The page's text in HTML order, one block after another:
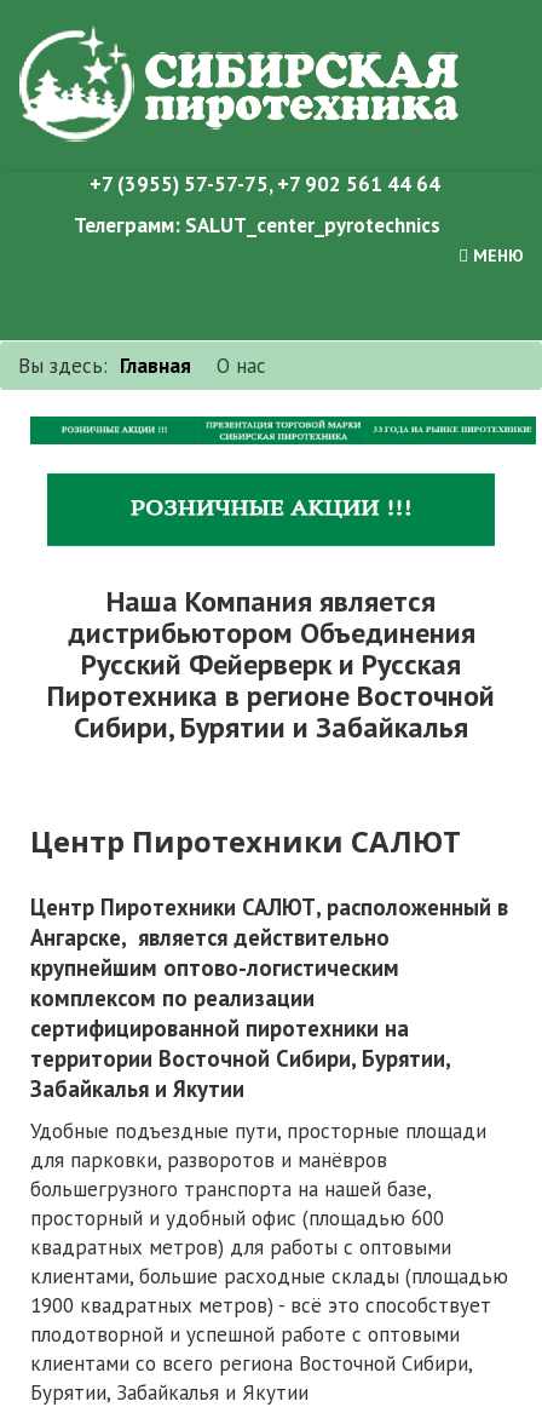
МЕНЮ
+7 (3955) 57-57-75,+7 902 561 44 64
Телеграмм: SALUT_center_pyrotechnics
Вы здесь: Главная О нас
Наша Компания является
дистрибьютором Объединения
Русский Фейерверк и Русская
Пиротехника в регионе Восточной
Сибири, Бурятии и Забайкалья
Центр Пиротехники САЛЮТ
Центр Пиротехники САЛЮТ, расположенный в
Ангарске, является действительно
крупнейшим оптово-логистическим
комплексом по реализации
сертифицированной пиротехники на
территории Восточной Сибири, Бурятии,
Забайкалья и Якутии
Удобные подъездные пути, просторные площади
для парковки, разворотов и манёвров
большегрузного транспорта на нашей базе,
просторный и удобный офис (площадью 600
квадратных метров) для работы с оптовыми
клиентами, большие расходные склады (площадью
1900 квадратных метров) - всё это способствует
плодотворной и успешной работе с оптовыми
клиентами со всего региона Восточной Сибири,
Бурятии, Забайкалья и Якутии